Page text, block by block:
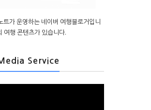
트가 운영하는 네이버 여행블로거입니
여행 콘텐츠가 있습니다.
Service